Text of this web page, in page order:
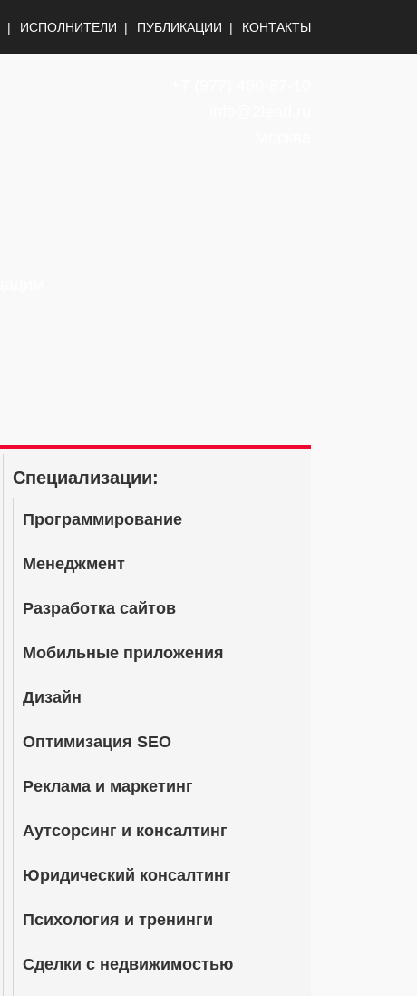
ИСПОЛНИТЕЛИ ПУБЛИКАЦИИ КОНТАКТЫ
Специализации:
Программирование
Менеджмент
Разработка сайтов
Мобильные приложения
Дизайн
Оптимизация SEO
Реклама и маркетинг
Аутсорсинг и консалтинг
Юридический консалтинг
Психология и тренинги
Сделки с недвижимостью